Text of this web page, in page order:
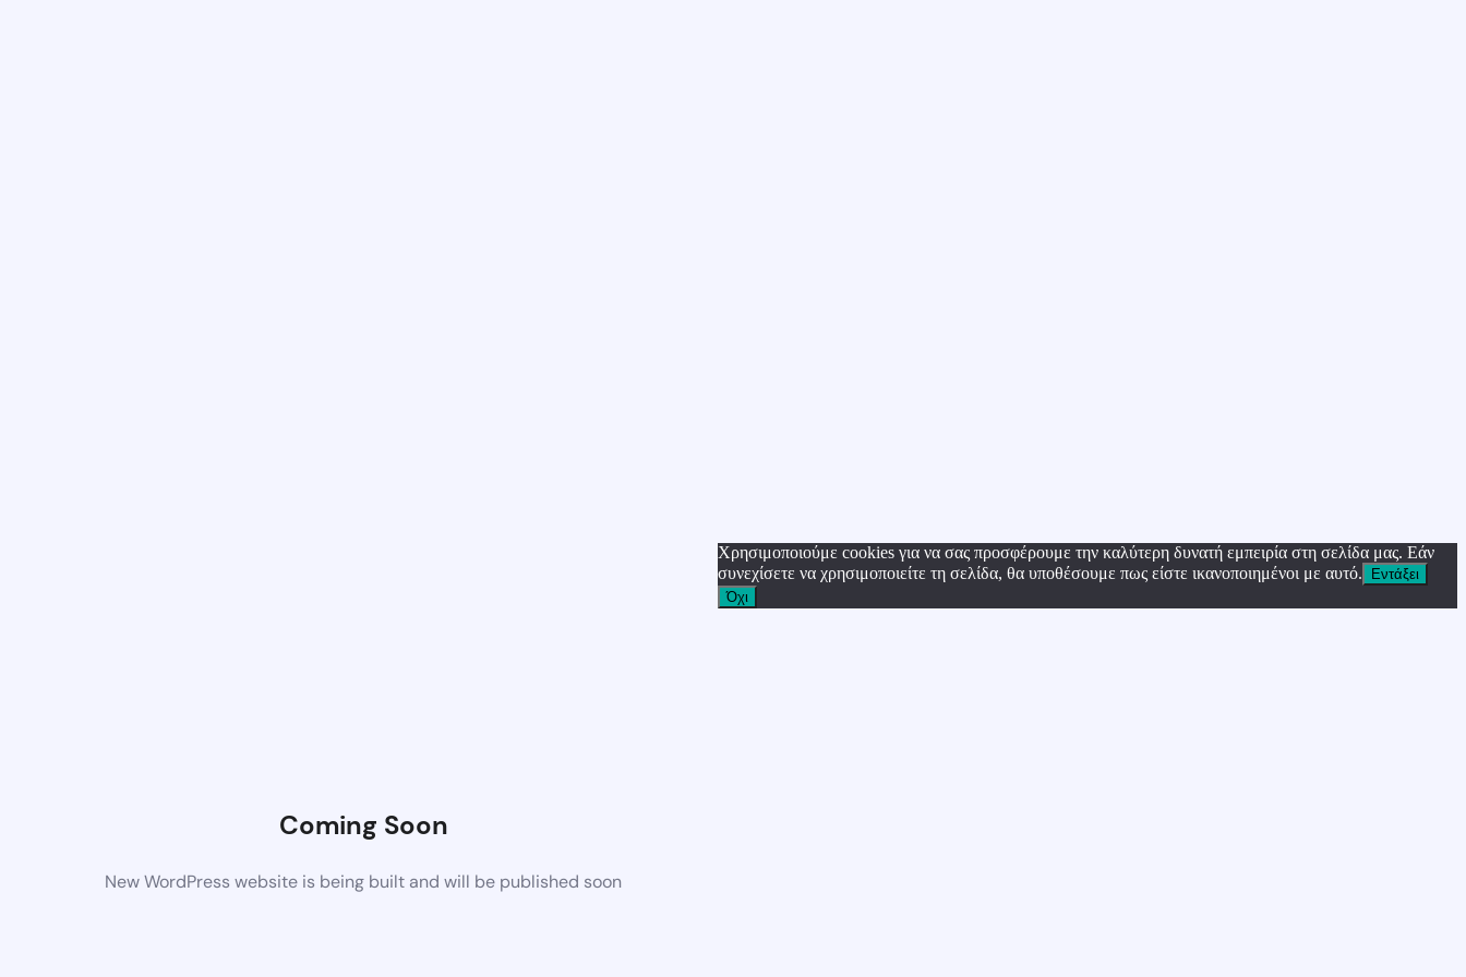
Coming Soon
New WordPress website is being built and will be published soon
Χρησιμοποιούμε cookies για να σας προσφέρουμε την καλύτερη δυνατή εμπειρία στη σελίδα μας. Εάν
συνεχίσετε να χρησιμοποιείτε τη σελίδα, θα υποθέσουμε πως είστε ικανοποιημένοι με αυτό.
Εντάξει
Όχι